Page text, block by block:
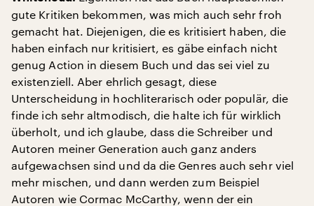
gute Kritiken bekommen, was mich auch sehr froh
gemacht hat. Diejenigen, die es kritisiert haben, die
haben einfach nur kritisiert, es gäbe einfach nicht
genug Action in diesem Buch und das sei viel zu
existenziell. Aber ehrlich gesagt, diese
Unterscheidung in hochliterarisch oder populär, die
finde ich sehr altmodisch, die halte ich für wirklich
überholt, und ich glaube, dass die Schreiber und
Autoren meiner Generation auch ganz anders
aufgewachsen sind und da die Genres auch sehr viel
mehr mischen, und dann werden zum Beispiel
Autoren wie Cormac McCarthy, wenn der ein